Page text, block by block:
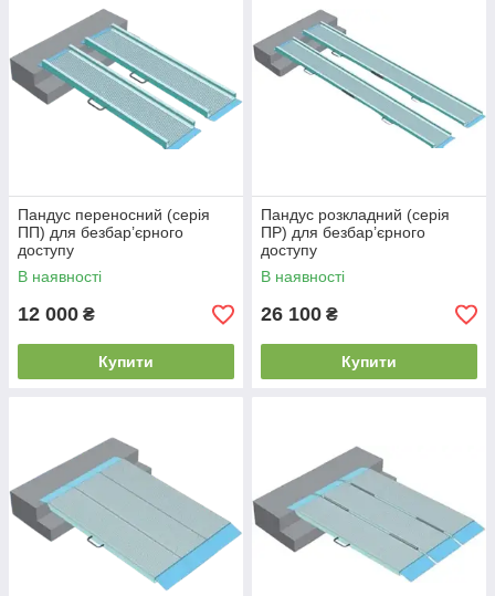
Пандус переносний (серія
ПП) для безбар’єрного
доступу
В наявності
12 000 ₴
Купити
Пандус розкладний (серія
ПР) для безбар’єрного
доступу
В наявності
26 100 ₴
Купити